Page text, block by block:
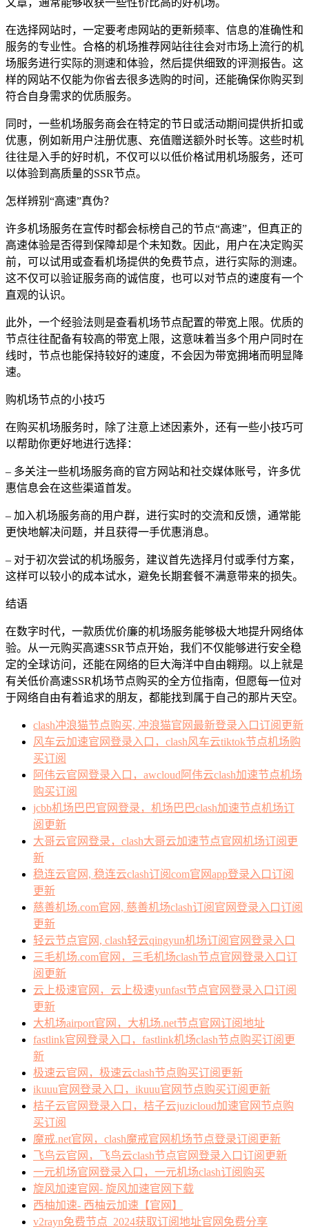
在选择网站时，一定要考虑网站的更新频率、信息的准确性和
服务的专业性。合格的机场推荐网站往往会对市场上流行的机
场服务进行实际的测速和体验，然后提供细致的评测报告。这
样的网站不仅能为你省去很多选购的时间，还能确保你购买到
符合自身需求的优质服务。
同时，一些机场服务商会在特定的节日或活动期间提供折扣或
优惠，例如新用户注册优惠、充值赠送额外时长等。这些时机
往往是入手的好时机，不仅可以以低价格试用机场服务，还可
以体验到高质量的SSR节点。
怎样辨别“高速”真伪？
许多机场服务在宣传时都会标榜自己的节点“高速”，但真正的
高速体验是否得到保障却是个未知数。因此，用户在决定购买
前，可以试用或查看机场提供的免费节点，进行实际的测速。
这不仅可以验证服务商的诚信度，也可以对节点的速度有一个
直观的认识。
此外，一个经验法则是查看机场节点配置的带宽上限。优质的
节点往往配备有较高的带宽上限，这意味着当多个用户同时在
线时，节点也能保持较好的速度，不会因为带宽拥堵而明显降
速。
购机场节点的小技巧
在购买机场服务时，除了注意上述因素外，还有一些小技巧可
以帮助你更好地进行选择：
– 多关注一些机场服务商的官方网站和社交媒体账号，许多优
惠信息会在这些渠道首发。
– 加入机场服务商的用户群，进行实时的交流和反馈，通常能
更快地解决问题，并且获得一手优惠消息。
– 对于初次尝试的机场服务，建议首先选择月付或季付方案，
这样可以较小的成本试水，避免长期套餐不满意带来的损失。
结语
在数字时代，一款质优价廉的机场服务能够极大地提升网络体
验。从一元购买高速SSR节点开始，我们不仅能够进行安全稳
定的全球访问，还能在网络的巨大海洋中自由翱翔。以上就是
有关低价高速SSR机场节点购买的全方位指南，但愿每一位对
于网络自由有着追求的朋友，都能找到属于自己的那片天空。
clash冲浪猫节点购买, 冲浪猫官网最新登录入口订阅更新
风车云加速官网登录入口，clash风车云tiktok节点机场购
买订阅
阿伟云官网登录入口，awcloud阿伟云clash加速节点机场
购买订阅
jcbb机场巴巴官网登录，机场巴巴clash加速节点机场订
阅更新
大哥云官网登录，clash大哥云加速节点官网机场订阅更
新
稳连云官网, 稳连云clash订阅com官网app登录入口订阅
更新
慈善机场.com官网, 慈善机场clash订阅官网登录入口订阅
更新
轻云节点官网, clash轻云qingyun机场订阅官网登录入口
三毛机场.com官网，三毛机场clash节点官网登录入口订
阅更新
云上极速官网，云上极速yunfast节点官网登录入口订阅
更新
大机场airport官网，大机场.net节点官网订阅地址
fastlink官网登录入口，fastlink机场clash节点购买订阅更
新
极速云官网，极速云clash节点购买订阅更新
ikuuu官网登录入口，ikuuu官网节点购买订阅更新
桔子云官网登录入口，桔子云juzicloud加速官网节点购
买订阅
魔戒.net官网，clash魔戒官网机场节点登录订阅更新
飞鸟云官网，飞鸟云clash节点官网登录入口订阅更新
一元机场官网登录入口，一元机场clash订阅购买
旋风加速官网- 旋风加速官网下载
西柚加速- 西柚云加速【官网】
v2rayn免费节点_2024获取订阅地址官网免费分享